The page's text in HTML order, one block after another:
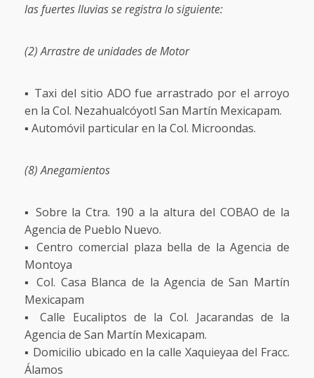
las fuertes lluvias se registra lo siguiente:
(2) Arrastre de unidades de Motor
▪️ Taxi del sitio ADO fue arrastrado por el arroyo
en la Col. Nezahualcóyotl San Martín Mexicapam.
▪️ Automóvil particular en la Col. Microondas.
(8) Anegamientos
▪️ Sobre la Ctra. 190 a la altura del COBAO de la
Agencia de Pueblo Nuevo.
▪️ Centro comercial plaza bella de la Agencia de
Montoya
▪️ Col. Casa Blanca de la Agencia de San Martín
Mexicapam
▪️ Calle Eucaliptos de la Col. Jacarandas de la
Agencia de San Martín Mexicapam.
▪️ Domicilio ubicado en la calle Xaquieyaa del Fracc.
Álamos